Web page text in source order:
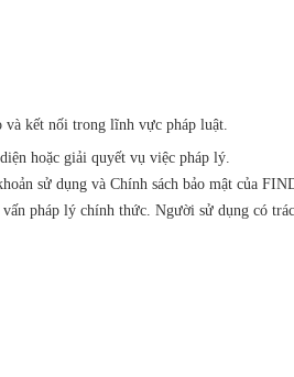
kết nối trong lĩnh vực pháp luật.
hoặc giải quyết vụ việc pháp lý.
sử dụng và Chính sách bảo mật của
pháp lý chính thức. Người sử dụng có